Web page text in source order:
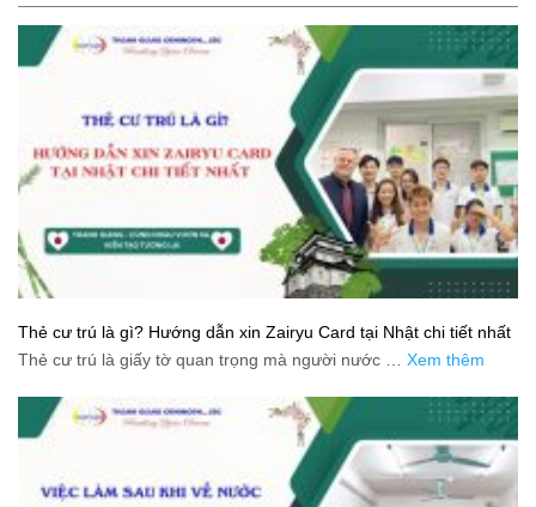
Thẻ cư trú là gì? Hướng dẫn xin Zairyu Card tại Nhật chi tiết nhất
Thẻ cư trú là giấy tờ quan trọng mà người nước … Xem thêm